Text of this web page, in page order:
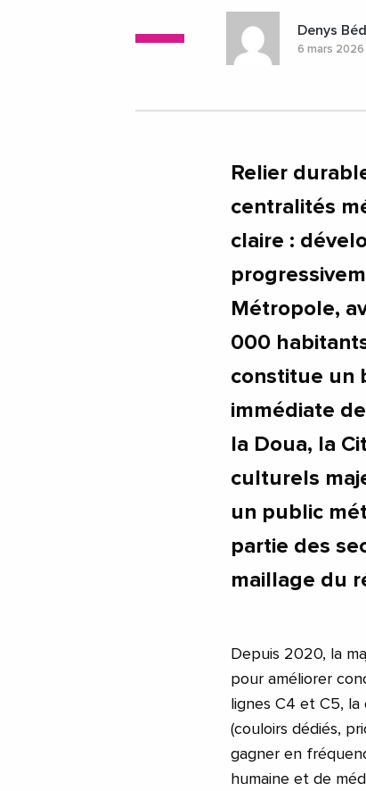
Denys
6 mars 2026
Relier
centralités
claire :
Métropole,
000
constitue un
immédiate
la Doua, la
culturels
un public
partie des
maillage du
Depuis 2020, la
pour améliorer
lignes C4 et C5,
(couloirs dédiés,
gagner en
humaine et de